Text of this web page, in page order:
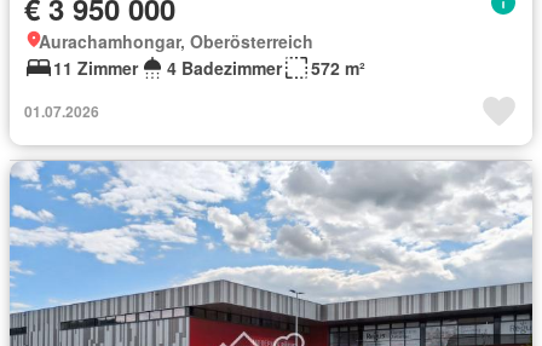
€ 3 950 000
Aurachamhongar, Oberösterreich
11 Zimmer
4 Badezimmer 572 m²
01.07.2026